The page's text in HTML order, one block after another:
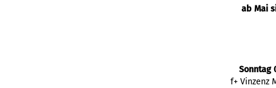
ab Mai
Sonntag
f+ Vinzenz